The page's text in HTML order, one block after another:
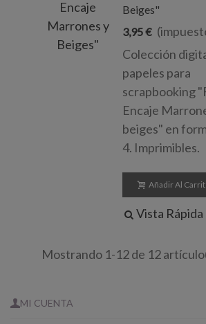
Beiges"
3,95 €
Colección
papeles para
scrapbooking
Encaje
beiges" en
4. Imprimibles.
Añadir Al
Vista Rápida
Mostrando 1-12 de 12
MI CUENTA